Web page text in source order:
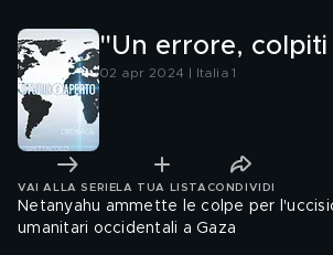
"Un errore,
02 apr 2024 | Italia 1
VAI ALLA SERIE LA TUA LISTA CONDIVIDI
Netanyahu ammette le colpe per
umanitari occidentali a Gaza